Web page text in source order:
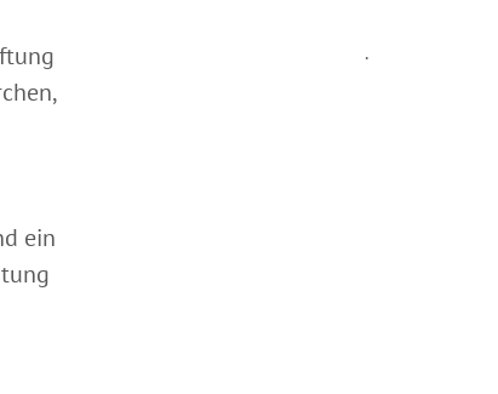
ein
.